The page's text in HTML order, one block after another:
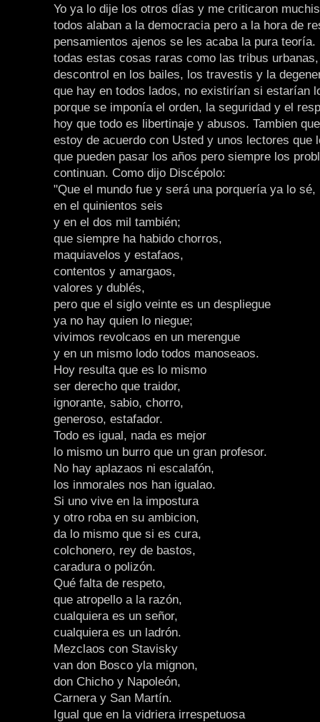
Yo ya lo dije los otros días y me criticaron
todos alaban a la democracia pero a la hora de
pensamientos ajenos se les acaba la pura teoría.
todas estas cosas raras como las tribus
descontrol en los bailes, los travestis y la
que hay en todos lados, no existirían si estarían
porque se imponía el orden, la seguridad y el
hoy que todo es libertinaje y abusos. Tambien
estoy de acuerdo con Usted y unos lectores que
que pueden pasar los años pero siempre los
continuan. Como dijo Discépolo:
"Que el mundo fue y será una porquería ya lo sé,
en el quinientos seis
y en el dos mil también;
que siempre ha habido chorros,
maquiavelos y estafaos,
contentos y amargaos,
valores y dublés,
pero que el siglo veinte es un despliegue
ya no hay quien lo niegue;
vivimos revolcaos en un merengue
y en un mismo lodo todos manoseaos.
Hoy resulta que es lo mismo
ser derecho que traidor,
ignorante, sabio, chorro,
generoso, estafador.
Todo es igual, nada es mejor
lo mismo un burro que un gran profesor.
No hay aplazaos ni escalafón,
los inmorales nos han igualao.
Si uno vive en la impostura
y otro roba en su ambicion,
da lo mismo que si es cura,
colchonero, rey de bastos,
caradura o polizón.
Qué falta de respeto,
que atropello a la razón,
cualquiera es un señor,
cualquiera es un ladrón.
Mezclaos con Stavisky
van don Bosco yla mignon,
don Chicho y Napoleón,
Carnera y San Martín.
Igual que en la vidriera irrespetuosa